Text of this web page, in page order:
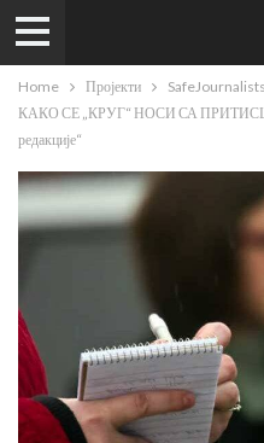
Home Пројекти
КАКО СЕ „КРУГ“ НОСИ СА
редакције“